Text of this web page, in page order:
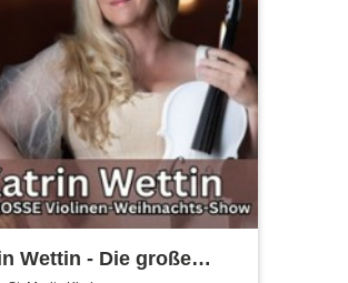
Wettin - Die große